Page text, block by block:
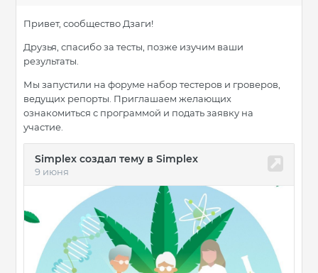
Привет, сообщество Дзаги!
Друзья, спасибо за тесты, позже изучим ваши
результаты.
Мы запустили на форуме набор тестеров и гроверов,
ведущих репорты. Приглашаем желающих
ознакомиться с программой и подать заявку на
участие.